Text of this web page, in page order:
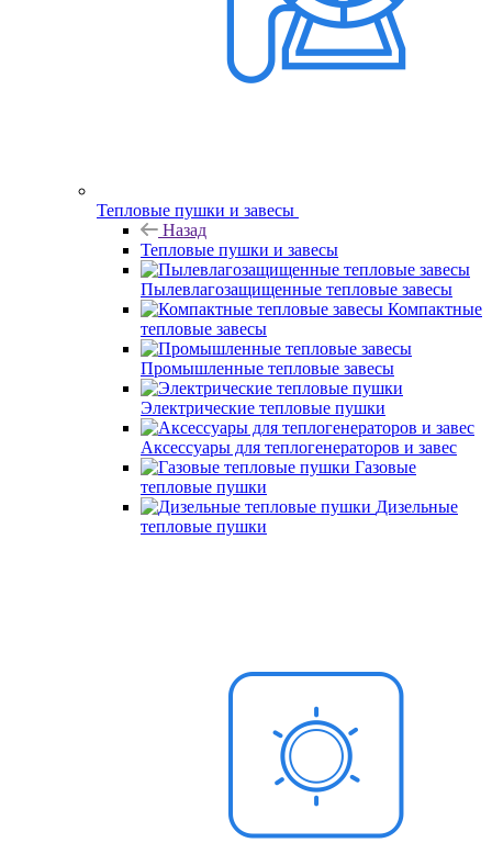
Тепловые пушки и завесы
Назад
Тепловые пушки и завесы
Пылевлагозащищенные тепловые завесы
Компактные
тепловые завесы
Промышленные тепловые завесы
Электрические тепловые пушки
Аксессуары для теплогенераторов и завес
Газовые
тепловые пушки
Дизельные
тепловые пушки